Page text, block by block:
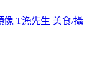
T漁先生 美食/攝